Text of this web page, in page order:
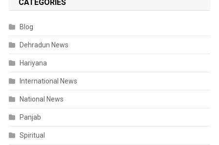
CATEGORIES
Blog
Dehradun News
Hariyana
International News
National News
Panjab
Spiritual